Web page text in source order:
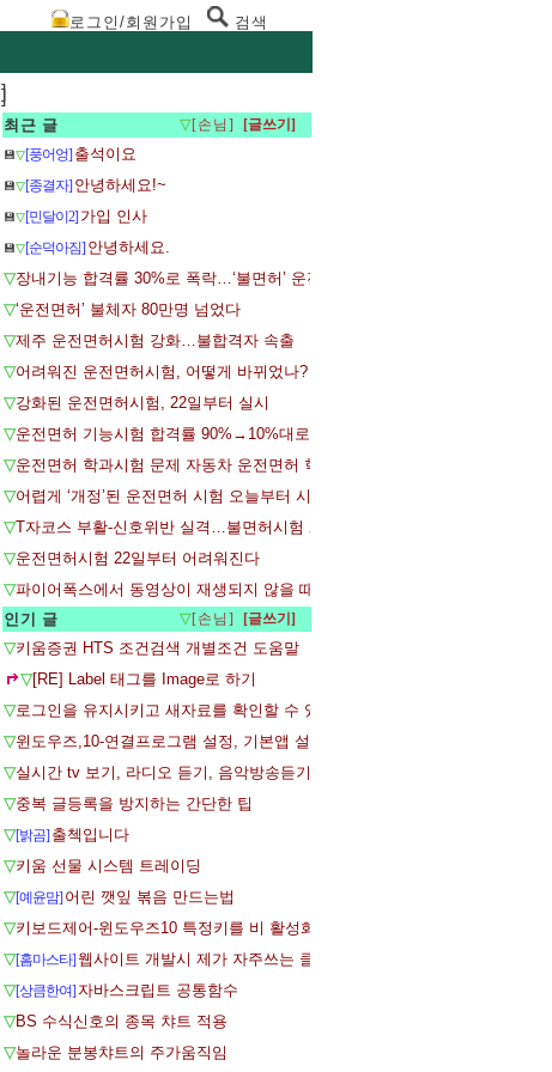
로그인/회원가입 검색
]
]
최근 글 ▽[손님]
💾▽[풍어엉] 출석이요
💾▽[종결자] 안녕하세요!~
💾▽[민달이2] 가입 인사
💾▽[순덕아짐] 안녕하세요.
▽장내기능 합격률 30%로 폭락…‘불면허’ 운전시험 일주일
▽‘운전면허’ 불체자 80만명 넘었다
▽제주 운전면허시험 강화…불합격자 속출
▽어려워진 운전면허시험, 어떻게 바뀌었나?
▽강화된 운전면허시험, 22일부터 실시
▽운전면허 기능시험 합격률 90%→10%대로…응시자들 어리둥절
▽운전면허 학과시험 문제 자동차 운전면허 학과시험 문제공개
▽어렵게 ‘개정’된 운전면허 시험 오늘부터 시행
▽T자코스 부활-신호위반 실격…불면허시험 22일 시행
▽운전면허시험 22일부터 어려워진다
▽파이어폭스에서 동영상이 재생되지 않을 때 - 플래시 플레어어 설치
인기 글
▽[손님]
▽키움증권 HTS 조건검색 개별조건 도움말
▽[RE] Label 태그를 Image로 하기
▽로그인을 유지시키고 새자료를 확인할 수 있는 - 파이어폭스 확장기능
▽윈도우즈,10-연결프로그램 설정, 기본앱 설정 변경
▽실시간 tv 보기, 라디오 듣기, 음악방송듣기 채널(url) 안내
▽중복 글등록을 방지하는 간단한 팁
▽[밝곰] 출첵입니다
▽키움 선물 시스템 트레이딩
▽[예윤맘] 어린 깻잎 볶음 만드는법
▽키보드제어-윈도우즈10 특정키를 비 활성화 하는 방법
▽[홈마스타] 웹사이트 개발시 제가 자주쓰는 클래스
▽[상큼한여]자바스크립트 공통함수
▽BS 수식신호의 종목 챠트 적용
▽놀라운 분봉챠트의 주가움직임